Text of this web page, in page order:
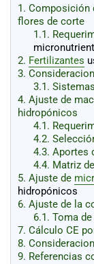
Cultivos
Ganadería
Hidroponía
Pastos
Forrajes
Ovinos
y
caprinos
Porcino
Post-
Cosecha
1. Composición
flores de corte
1.1.
2. Fertilizantes
3.
3.1.
4. Ajuste de
hidropónicos
4.1.
4.2.
4.3. Aportes
4.4. Matriz
5. Ajuste de
hidropónicos
6. Ajuste de la
6.1. Toma
7. Cálculo CE
8.
9. Referencias